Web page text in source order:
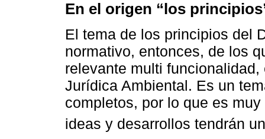
En el origen “los
El tema de los principios del
normativo, entonces, de los
relevante multi
Jurídica Ambiental. Es un
completos, por lo que es
ideas y desarrollos tendrán